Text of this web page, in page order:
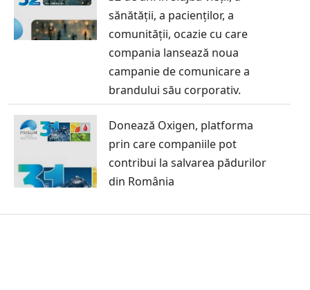
sănătății, a pacienților, a
comunității, ocazie cu care
compania lansează noua
campanie de comunicare a
brandului său corporativ.
Donează Oxigen, platforma
prin care companiile pot
contribui la salvarea pădurilor
din România